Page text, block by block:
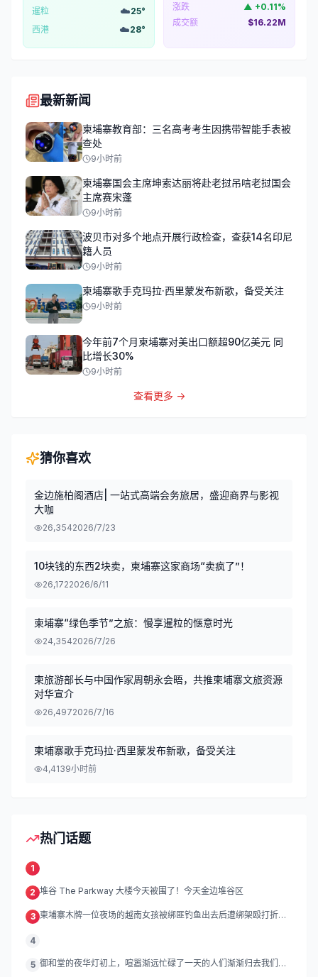
暹粒
☁️25°
西港
☁️28°
涨跌
▲ +0.11%
成交额
$16.22M
最新新闻
柬埔寨教育部：三名高考考生因携带智能手表被
查处
9小时前
柬埔寨国会主席坤索达丽将赴老挝吊唁老挝国会
主席赛宋蓬
9小时前
波贝市对多个地点开展行政检查，查获14名印尼
籍人员
9小时前
柬埔寨歌手克玛拉·西里蒙发布新歌，备受关注
9小时前
今年前7个月柬埔寨对美出口额超90亿美元 同
比增长30%
9小时前
查看更多 →
猜你喜欢
金边施柏阁酒店| 一站式高端会务旅居，盛迎商界与影视
大咖
26,3542026/7/23
10块钱的东西2块卖，柬埔寨这家商场“卖疯了”！
26,1722026/6/11
柬埔寨“绿色季节”之旅：慢享暹粒的惬意时光
24,3542026/7/26
柬旅游部长与中国作家周朝永会晤，共推柬埔寨文旅资源
对华宣介
26,4972026/7/16
柬埔寨歌手克玛拉·西里蒙发布新歌，备受关注
4,4139小时前
热门话题
1
2 堆谷 The Parkway 大楼今天被围了！今天金边堆谷区
3 柬埔寨木牌一位夜场的越南女孩被绑匪钓鱼出去后遭绑架殴打折
4
5 御和堂的夜华灯初上，喧嚣渐远忙碌了一天的人们渐渐归去我们的